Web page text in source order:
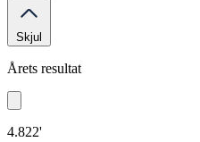
Skjul
Årets resultat
4.822'